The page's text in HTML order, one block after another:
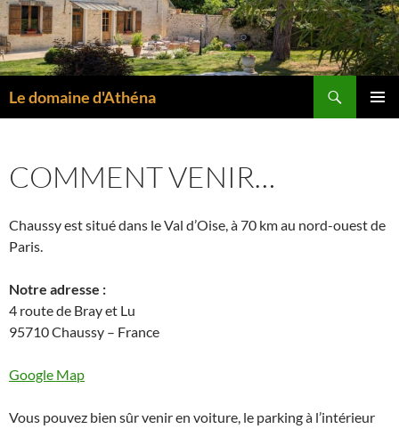
Aller
au
contenu
Le domaine d'Athéna
COMMENT VENIR…
Chaussy est situé dans le Val d’Oise, à 70 km au nord-ouest de
Paris.
Notre adresse :
4 route de Bray et Lu
95710 Chaussy – France
Google Map
Vous pouvez bien sûr venir en voiture, le parking à l’intérieur